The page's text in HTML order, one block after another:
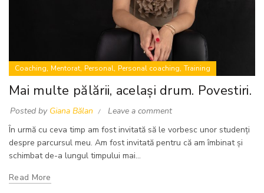
Coaching, Mentorat, Personal, Personal coaching, Training
Mai multe pălării, același drum. Povestiri.
Posted by Giana Bălan
Leave a comment
În urmă cu ceva timp am fost invitată să le vorbesc unor studenți
despre parcursul meu. Am fost invitată pentru că am îmbinat și
schimbat de-a lungul timpului mai...
Read More